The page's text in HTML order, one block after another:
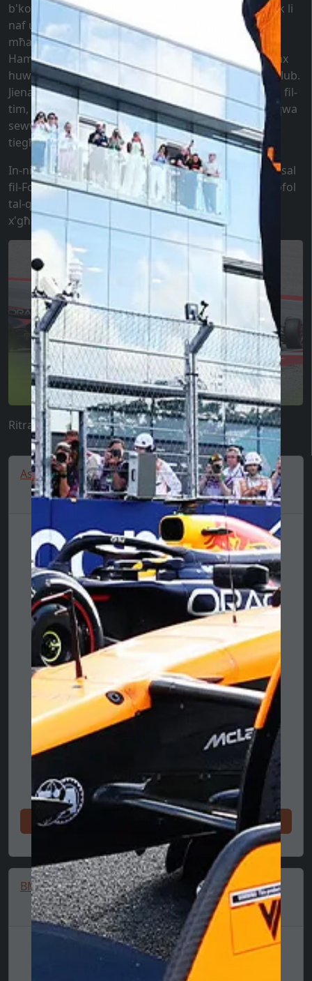
b'kollha l-oħra, għelibtu. Għax dejjem emminth f'dak li
naf u dak li nagħmel. Issa, Max Verstappen qed jiġi
mħares b'mod simili għal kif kien ħares lil Lewis
Hamilton, u f'każ tiegħu huwa wkoll żbaljat. Iżda Max
huwa biss pilota, mortali, u bħal dan, jista' jiġi megħlub.
Jiena nemmen fih innifsi biżżejjed li jekk konna sħab fil-
tim, nista' wkoll negħlebh. Jekk rnexxielu kontra l-aqwa
sewwieq ta' qatt, għaliex ma nistax nagħmel kontra
tiegħu?
In-nies spiss jiftakru x'ġara meta Lewis Hamilton wasal
fil-Formula 1. Kellu jiffaċċja lil Fernando Alonso fil-qofol
tal-qawwa tiegħu, u mill-ewwel disgħa ġirjiet, wera
x'għandu fih. Hekk hu dan is-sport.” - ħaseb Russell.
Ritratt: GpFans / PlanetF1
Aston Martin shoes, Puma, Inverse, black 🔥
Ixtri issa
BMW MMS Portable Bag, PUMA, Black